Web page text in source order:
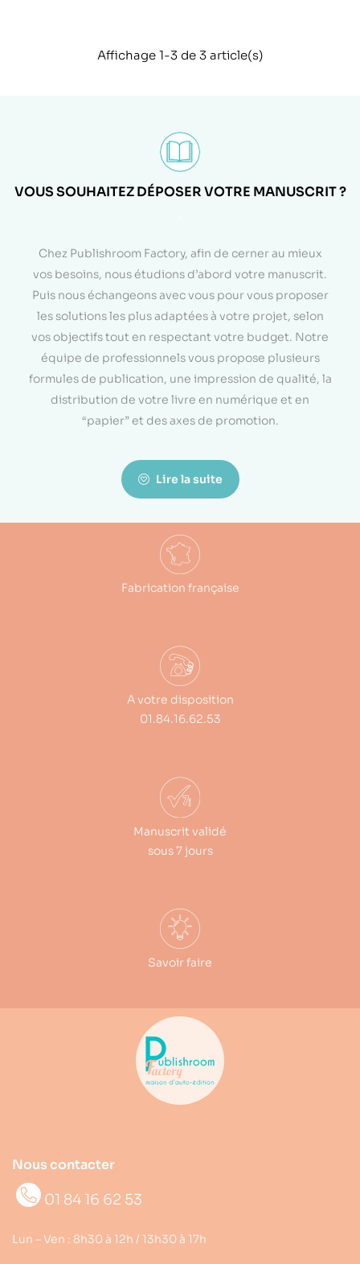
Affichage 1-3 de 3 article(s)
VOUS SOUHAITEZ DÉPOSER VOTRE MANUSCRIT ?
Chez Publishroom Factory, afin de cerner au mieux
vos besoins, nous étudions d’abord votre manuscrit.
Puis nous échangeons avec vous pour vous proposer
les solutions les plus adaptées à votre projet, selon
vos objectifs tout en respectant votre budget. Notre
équipe de professionnels vous propose plusieurs
formules de publication, une impression de qualité, la
distribution de votre livre en numérique et en
“papier” et des axes de promotion.
Lire la suite
Fabrication française
A votre disposition
01.84.16.62.53
Manuscrit validé
sous 7 jours
Savoir faire
Nous contacter
01 84 16 62 53
Lun – Ven : 8h30 à 12h / 13h30 à 17h